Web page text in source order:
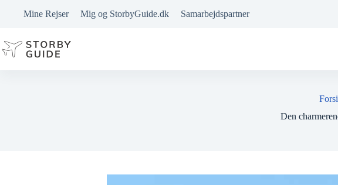
Mine Rejser Mig og StorbyGuide.dk Samarbejdspartner
Den